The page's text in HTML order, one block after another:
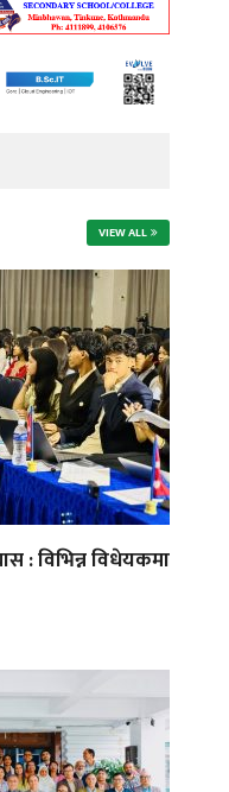
VIEW ALL
: विभिन्न विधेयकमा